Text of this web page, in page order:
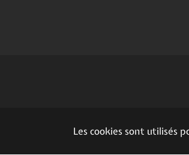
Les cookies sont utilisés